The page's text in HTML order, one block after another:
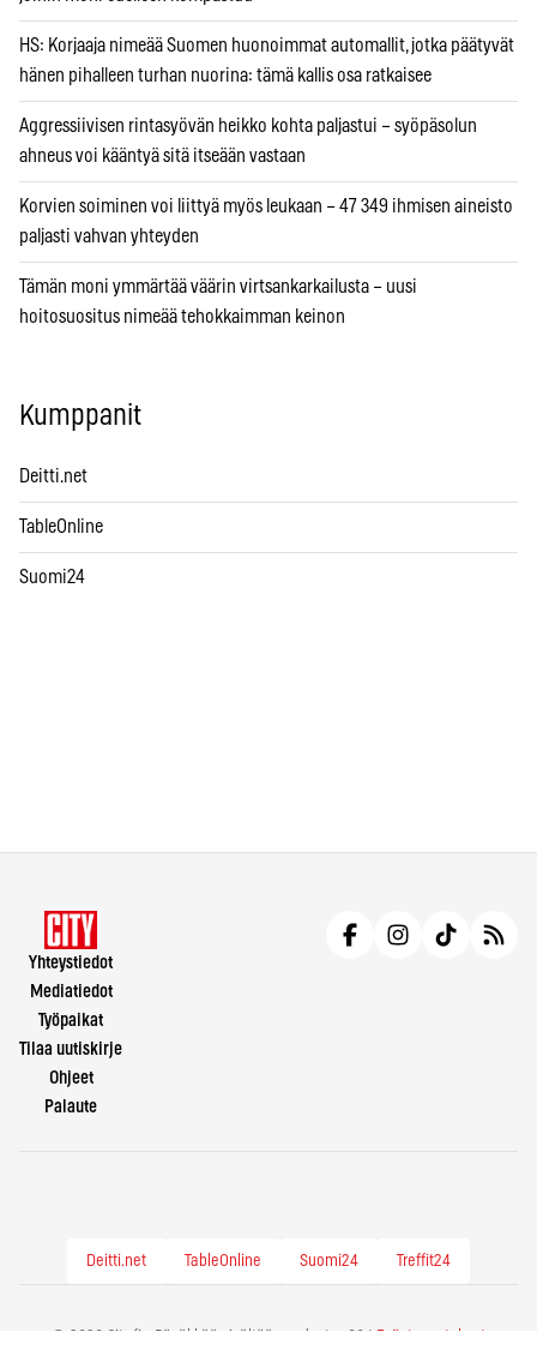
HS: Korjaaja nimeää Suomen huonoimmat automallit, jotka päätyvät
hänen pihalleen turhan nuorina: tämä kallis osa ratkaisee
Aggressiivisen rintasyövän heikko kohta paljastui – syöpäsolun
ahneus voi kääntyä sitä itseään vastaan
Korvien soiminen voi liittyä myös leukaan – 47 349 ihmisen aineisto
paljasti vahvan yhteyden
Tämän moni ymmärtää väärin virtsankarkailusta – uusi
hoitosuositus nimeää tehokkaimman keinon
Kumppanit
Deitti.net
TableOnline
Suomi24
Yhteystiedot
Mediatiedot
Työpaikat
Tilaa uutiskirje
Ohjeet
Palaute
Deitti.net TableOnline Suomi24 Treffit24